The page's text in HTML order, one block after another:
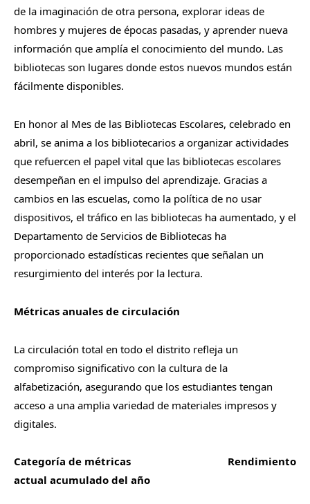
de la imaginación de otra persona, explorar ideas de
hombres y mujeres de épocas pasadas, y aprender nueva
información que amplía el conocimiento del mundo. Las
bibliotecas son lugares donde estos nuevos mundos están
fácilmente disponibles.
En honor al Mes de las Bibliotecas Escolares, celebrado en
abril, se anima a los bibliotecarios a organizar actividades
que refuercen el papel vital que las bibliotecas escolares
desempeñan en el impulso del aprendizaje. Gracias a
cambios en las escuelas, como la política de no usar
dispositivos, el tráfico en las bibliotecas ha aumentado, y el
Departamento de Servicios de Bibliotecas ha
proporcionado estadísticas recientes que señalan un
resurgimiento del interés por la lectura.
Métricas anuales de circulación
La circulación total en todo el distrito refleja un
compromiso significativo con la cultura de la
alfabetización, asegurando que los estudiantes tengan
acceso a una amplia variedad de materiales impresos y
digitales.
Categoría de métricas Rendimiento
actual acumulado del año